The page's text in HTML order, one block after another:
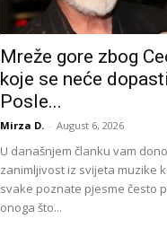
Mreže gore zbog
koje se neće
Posle...
Mirza D. - August 6, 2026
U današnjem članku vam
zanimljivost iz svijeta muzike
svake poznate pjesme često
onoga što...